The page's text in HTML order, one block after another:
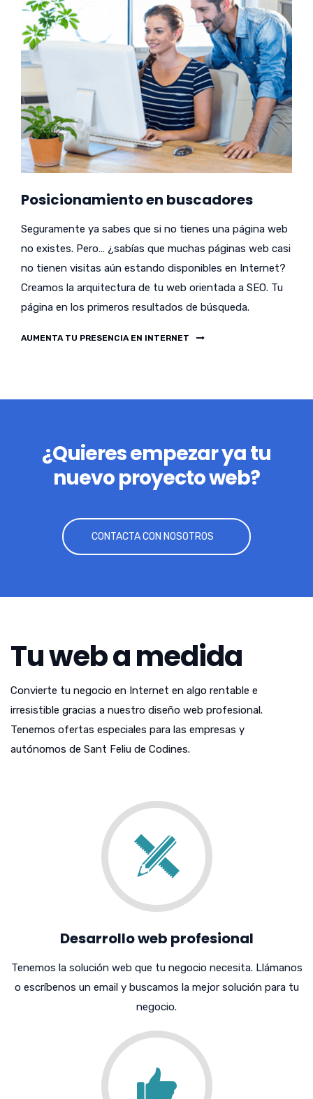
Posicionamiento en buscadores
Seguramente ya sabes que si no tienes una página web
no existes. Pero… ¿sabías que muchas páginas web casi
no tienen visitas aún estando disponibles en Internet?
Creamos la arquitectura de tu web orientada a SEO. Tu
página en los primeros resultados de búsqueda.
AUMENTA TU PRESENCIA EN INTERNET
¿Quieres empezar ya tu
nuevo proyecto web?
CONTACTA CON NOSOTROS
Tu web a medida
Convierte tu negocio en Internet en algo rentable e
irresistible gracias a nuestro diseño web profesional.
Tenemos ofertas especiales para las empresas y
autónomos de Sant Feliu de Codines.
Desarrollo web profesional
Tenemos la solución web que tu negocio necesita. Llámanos
o escríbenos un email y buscamos la mejor solución para tu
negocio.